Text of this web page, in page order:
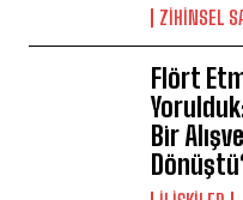
ZIHINSEL
Flört
Bir